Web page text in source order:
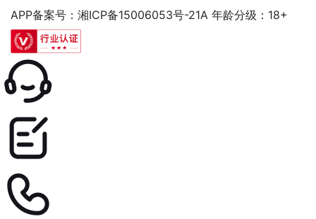
APP备案号：湘ICP备15006053号-21A 年龄分级：18+